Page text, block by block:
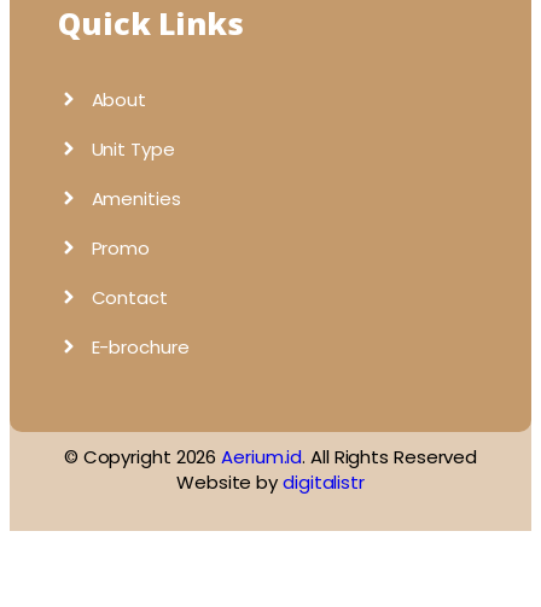
Quick Links
About
Unit Type
Amenities
Promo
Contact
E-brochure
© Copyright 2026 Aerium.id. All Rights Reserved
Website bydigitalistr